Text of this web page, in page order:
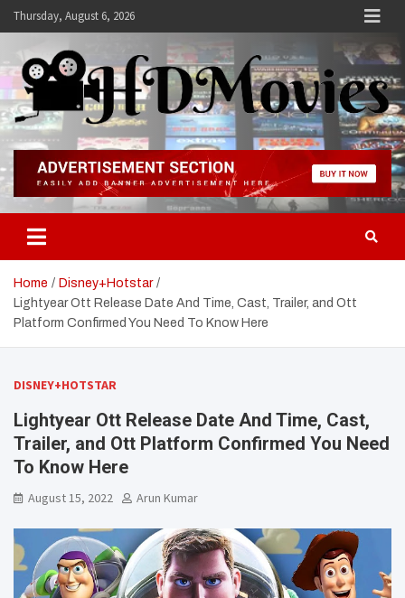
SkipThursday, August 6, 2026
Hdmovies
Home
Disney+Hotstar
Lightyear Ott Release Date And Time, Cast, Trailer, and Ott
Platform Confirmed You Need To Know Here
DISNEY+HOTSTAR
Lightyear Ott Release Date And Time, Cast,
Trailer, and Ott Platform Confirmed You Need
To Know Here
August 15, 2022 Arun Kumar